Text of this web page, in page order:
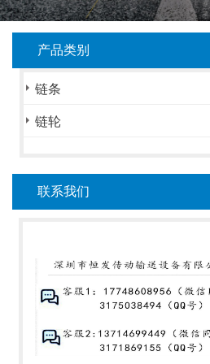
产品类别
链条
链轮
联系我们